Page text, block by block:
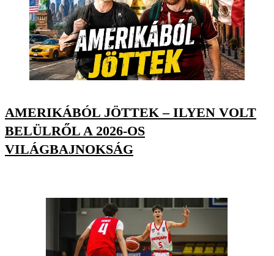
AMERIKÁBÓL JÖTTEK – ILYEN VOLT
BELÜLRŐL A 2026-OS
VILÁGBAJNOKSÁG